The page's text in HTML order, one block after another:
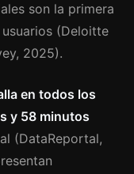
son la primera
(Deloitte
2025).
en todos los
y 58 minutos
(DataReportal,